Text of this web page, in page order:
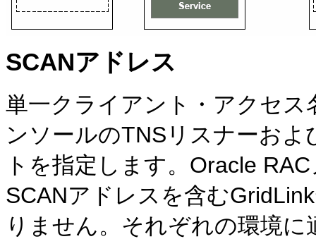
SCANアドレス
単一クライアント・アクセス
ンソールのTNSリスナーお
トを指定します。Oracle
SCANアドレスを含む
りません。それぞれの環境